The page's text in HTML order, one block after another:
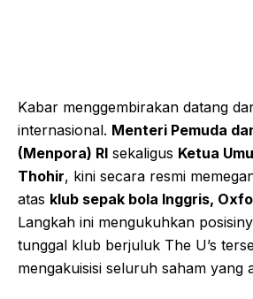
Kabar menggembirakan datang
internasional. Menteri Pemuda
(Menpora) RI sekaligus Ketua
Thohir, kini secara resmi
atas klub sepak bola Inggris,
Langkah ini mengukuhkan
tunggal klub berjuluk The U’s
mengakuisisi seluruh saham yang